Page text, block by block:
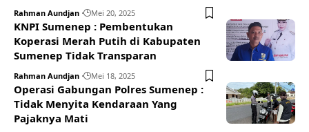
Rahman Aundjan Mei 20, 2025
KNPI Sumenep : Pembentukan
Koperasi Merah Putih di Kabupaten
Sumenep Tidak Transparan
Rahman Aundjan Mei 18, 2025
Operasi Gabungan Polres Sumenep :
Tidak Menyita Kendaraan Yang
Pajaknya Mati